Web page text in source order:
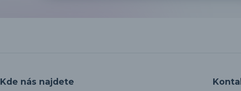
Kde nás najdete